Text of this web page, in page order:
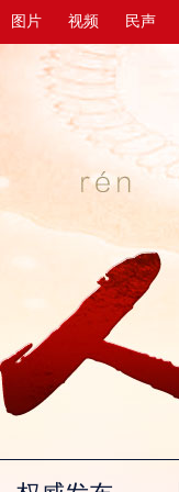
图片 视频 民声